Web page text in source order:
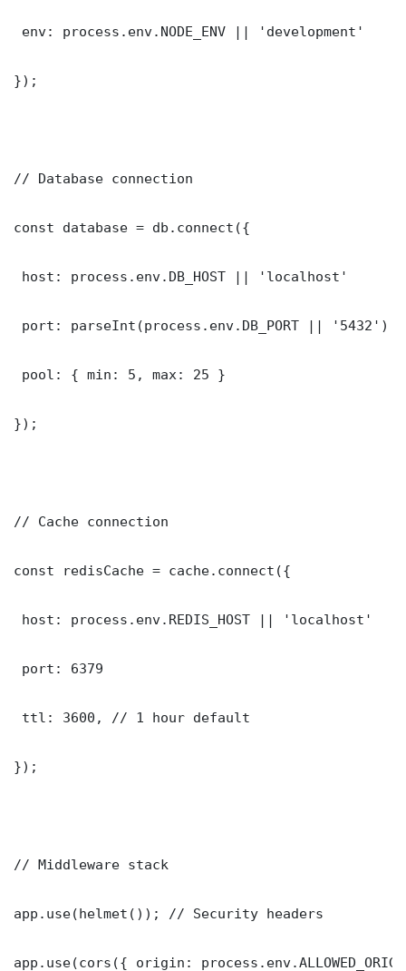
env: process.env.NODE_ENV || 'development'
});
// Database connection
const database = db.connect({
host: process.env.DB_HOST || 'localhost'
port: parseInt(process.env.DB_PORT || '5432')
pool: { min: 5, max: 25 }
});
// Cache connection
const redisCache = cache.connect({
host: process.env.REDIS_HOST || 'localhost'
port: 6379
ttl: 3600, // 1 hour default
});
// Middleware stack
app.use(helmet()); // Security headers
app.use(cors({ origin: